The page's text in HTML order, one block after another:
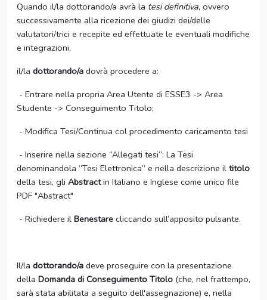
Quando il/la dottorando/a avrà la tesi definitiva, ovvero
successivamente alla ricezione dei giudizi dei/delle
valutatori/trici e recepite ed effettuate le eventuali modifiche
e integrazioni,
il/la dottorando/a dovrà procedere a:
- Entrare nella propria Area Utente di ESSE3 -> Area
Studente -> Conseguimento Titolo;
- Modifica Tesi/Continua col procedimento caricamento tesi
- Inserire nella sezione “Allegati tesi”: La Tesi
denominandola “Tesi Elettronica” e nella descrizione il titolo
della tesi, gli Abstractin Italiano e Inglese come unico file
PDF "Abstract"
- Richiedere il Benestare cliccando sull’apposito pulsante.
Il/la dottorando/a deve proseguire con la presentazione
della Domanda di Conseguimento Titolo (che, nel frattempo,
sarà stata abilitata a seguito dell'assegnazione) e, nella